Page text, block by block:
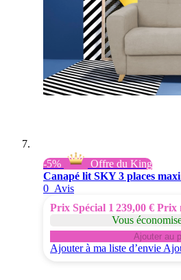
-5%
Offre du King
Canapé lit SKY 3 places
0 Avis
Prix Spécial 1 239,00 € Prix
Vous
Ajouter au
Ajouter à ma liste d’envie